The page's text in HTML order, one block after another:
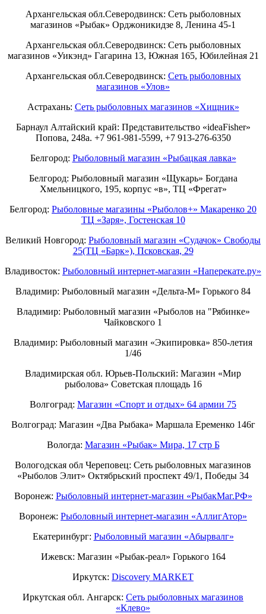
Архангельская обл.Северодвинск: Сеть рыболовных
магазинов «Рыбак» Орджоникидзе 8, Ленина 45-1
Архангельская обл.Северодвинск: Сеть рыболовных
магазинов «Уикэнд» Гагарина 13, Южная 165, Юбилейная 21
Архангельская обл.Северодвинск: Сеть рыболовных
магазинов «Улов»
Астрахань: Сеть рыболовных магазинов «Хищник»
Барнаул Алтайский край: Представительство «ideaFisher»
Попова, 248а. +7 961-981-5599, +7 913-276-6350
Белгород: Рыболовный магазин «Рыбацкая лавка»
Белгород: Рыболовный магазин «Щукарь» Богдана
Хмельницкого, 195, корпус «в», ТЦ «Фрегат»
Белгород: Рыболовные магазины «Рыболов+» Макаренко 20
ТЦ «Заря», Гостенская 10
Великий Новгород: Рыболовный магазин «Судачок» Свободы
25(ТЦ «Барк»), Псковская, 29
Владивосток: Рыболовный интернет-магазин «Наперекате.ру»
Владимир: Рыболовный магазин «Дельта-М» Горького 84
Владимир: Рыболовный магазин «Рыболов на "Рябинке»
Чайковского 1
Владимир: Рыболовный магазин «Экипировка» 850-летия
1/46
Владимирская обл. Юрьев-Польский: Магазин «Мир
рыболова» Советская площадь 16
Волгоград: Магазин «Спорт и отдых» 64 армии 75
Волгоград: Магазин «Два Рыбака» Маршала Еременко 146г
Вологда: Магазин «Рыбак» Мира, 17 стр Б
Вологодская обл Череповец: Сеть рыболовных магазинов
«Рыболов Элит» Октябрьский проспект 49/1, Победы 34
Воронеж: Рыболовный интернет-магазин «РыбакМаг.РФ»
Воронеж: Рыболовный интернет-магазин «АллигАтор»
Екатеринбург: Рыболовный магазин «Абырвалг»
Ижевск: Магазин «Рыбак-реал» Горького 164
Иркутск: Discovery MARKET
Иркутская обл. Ангарск: Сеть рыболовных магазинов
«Клево»